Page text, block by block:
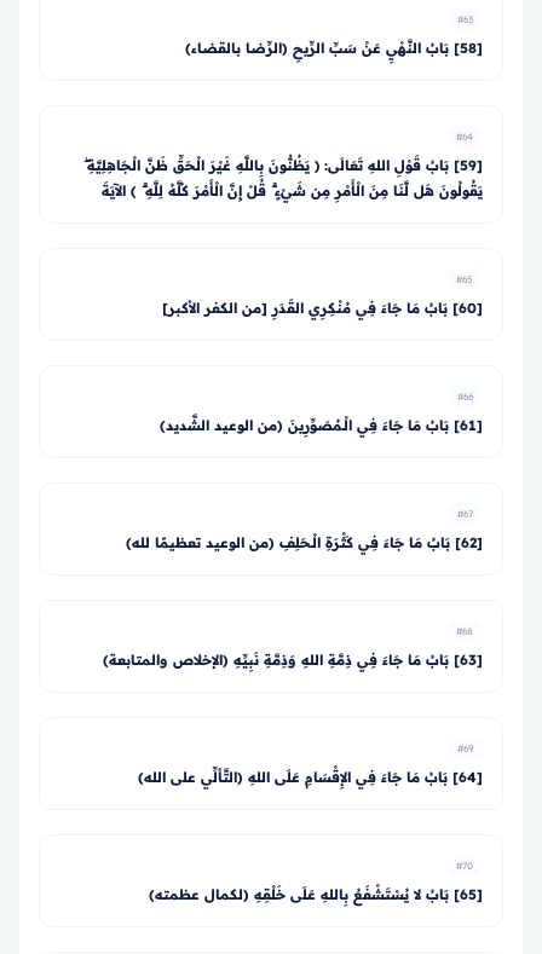
#63
[58] بَابُ النَّهْيِ عَنْ سَبِّ الرِّيحِ (الرِّضا بالقضاء)
#64
[59] بَابُ قَوْلِ اللهِ تَعَالَى: ﴿ يَظُنُّونَ بِاللَّهِ غَيْرَ الْحَقِّ ظَنَّ الْجَاهِلِيَّةِ ۖ
يَقُولُونَ هَل لَّنَا مِنَ الْأَمْرِ مِن شَيْءٍ ۗ قُلْ إِنَّ الْأَمْرَ كُلَّهُ لِلَّهِ ۗ ﴾ الآيَةَ
#65
[60] بَابُ مَا جَاءَ فِي مُنْكِرِي القَدَرِ [من الكفر الأكبر]
#66
[61] بَابُ مَا جَاءَ فِي الْـمُصَوِّرِينَ (من الوعيد الشَّديد)
#67
[62] بَابُ مَا جَاءَ فِي كَثْرَةِ الْـحَلِفِ (من الوعيد تعظيمًا لله)
#68
[63] بَابُ مَا جَاءَ فِي ذِمَّةِ اللهِ وَذِمَّةِ نَبِيِّهِ (الإخلاص والمتابعة)
#69
[64] بَابُ مَا جَاءَ فِي الإِقْسَامِ عَلَى اللهِ (التَّألِّي على الله)
#70
[65] بَابُ لا يُسْتَشْفَعُ بِاللهِ عَلَى خَلْقِهِ (لكمال عظمته)